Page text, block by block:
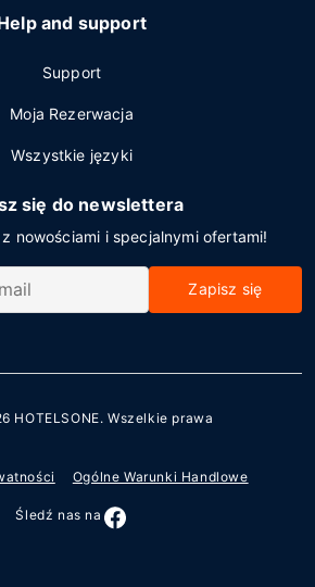
and support
Support
Moja Rezerwacja
Wszystkie języki
się do newslettera
nowościami i specjalnymi ofertami!
Zapisz się
HOTELSONE. Wszelkie prawa
Ogólne Warunki Handlowe
Śledź nas na